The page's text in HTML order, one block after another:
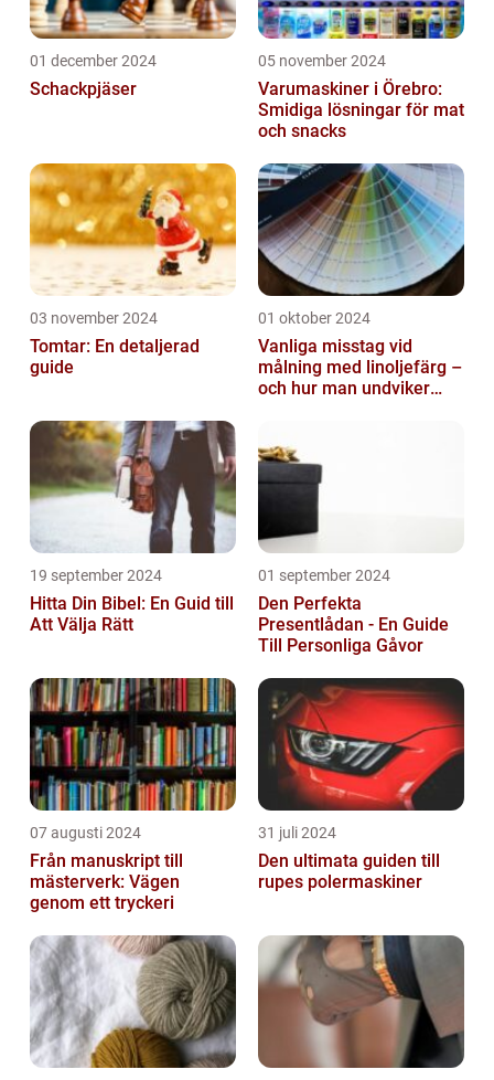
01 december 2024
Schackpjäser
05 november 2024
Varumaskiner i Örebro:
Smidiga lösningar för mat
och snacks
03 november 2024
Tomtar: En detaljerad
guide
01 oktober 2024
Vanliga misstag vid
målning med linoljefärg –
och hur man undviker
19 september 2024
Hitta Din Bibel: En Guid till
Att Välja Rätt
01 september 2024
Den Perfekta
Presentlådan - En Guide
Till Personliga Gåvor
07 augusti 2024
Från manuskript till
mästerverk: Vägen
genom ett tryckeri
31 juli 2024
Den ultimata guiden till
rupes polermaskiner